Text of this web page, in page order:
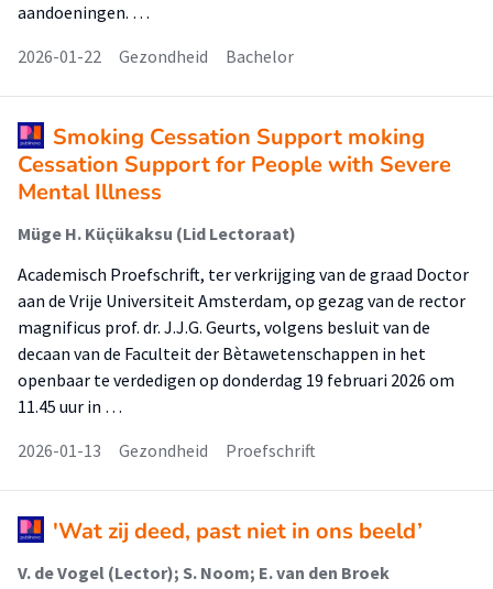
aandoeningen. …
2026-01-22
Gezondheid Bachelor
Smoking Cessation Support moking
Cessation Support for People with Severe
Mental Illness
Müge H. Küçükaksu (Lid Lectoraat)
Academisch Proefschrift, ter verkrijging van de graad Doctor
aan de Vrije Universiteit Amsterdam, op gezag van de rector
magnificus prof. dr. J.J.G. Geurts, volgens besluit van de
decaan van de Faculteit der Bètawetenschappen in het
openbaar te verdedigen op donderdag 19 februari 2026 om
11.45 uur in …
2026-01-13
Gezondheid Proefschrift
'Wat zij deed, past niet in ons beeld’
V. de Vogel (Lector); S. Noom; E. van den Broek